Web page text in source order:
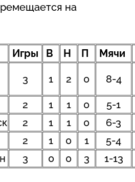
на
Игры В Н П Мячи
3 1 2 0 8-4
2 1 1 0
5-1
2 1 1 0
6-3
2 1 0 1
5-4
3 0 0 3 1-13